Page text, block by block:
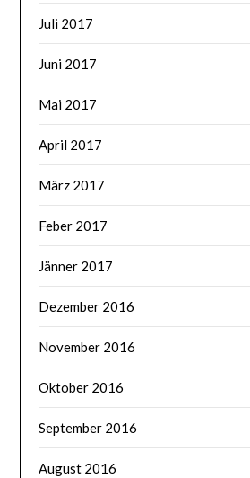
Juli 2017
Juni 2017
Mai 2017
April 2017
März 2017
Feber 2017
Jänner 2017
Dezember 2016
November 2016
Oktober 2016
September 2016
August 2016